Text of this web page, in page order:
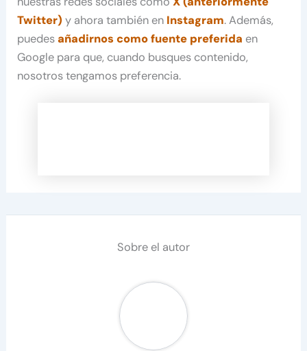
Twitter) y ahora también en Instagram. Además,
puedesañadirnos como fuente preferida en
Google para que, cuando busques contenido,
nosotros tengamos preferencia.
Sobre el autor